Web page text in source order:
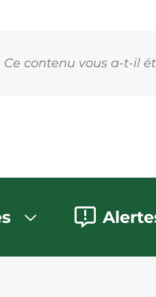
Ce contenu vous a-t-il